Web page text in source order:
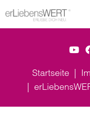
Startseite